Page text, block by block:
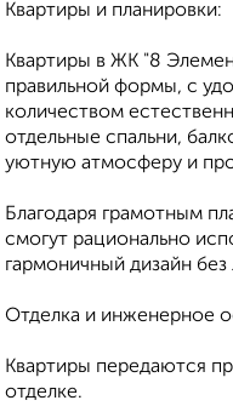
Квартиры и планировки:
Квартиры в ЖК "8
правильной формы, с
количеством
отдельные спальни,
уютную атмосферу и
Благодаря грамотным
смогут рационально
гармоничный дизайн без
Отделка и инженерное
Квартиры передаются
отделке.